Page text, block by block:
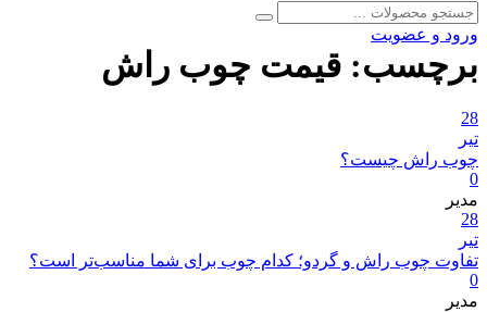
جستجو
برای:
جستجو
ورود و عضویت
برچسب: قیمت چوب راش
28
تیر
چوب راش چیست؟
0
مدیر
28
تیر
تفاوت چوب راش و گردو؛ کدام چوب برای شما مناسب‌تر است؟
0
مدیر